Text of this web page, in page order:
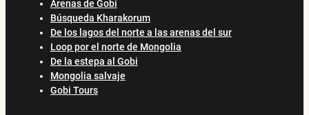
Arenas de Gobi
Búsqueda Kharakorum
De los lagos del norte a las arenas del sur
Loop por el norte de Mongolia
De la estepa al Gobi
Mongolia salvaje
Gobi Tours